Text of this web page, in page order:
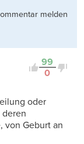
melden
99
0
oder
von Geburt an